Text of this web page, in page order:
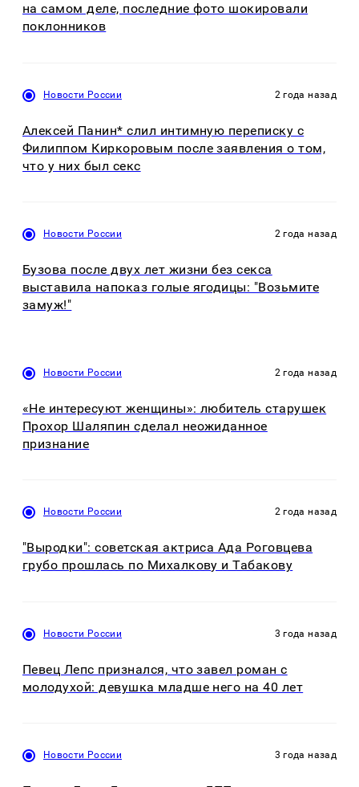
на самом деле, последние фото шокировали
поклонников
Новости России 2 года назад
Алексей Панин* слил интимную переписку с
Филиппом Киркоровым после заявления о том,
что у них был секс
Новости России 2 года назад
Бузова после двух лет жизни без секса
выставила напоказ голые ягодицы: "Возьмите
замуж!"
Новости России 2 года назад
«Не интересуют женщины»: любитель старушек
Прохор Шаляпин сделал неожиданное
признание
Новости России 2 года назад
"Выродки": советская актриса Ада Роговцева
грубо прошлась по Михалкову и Табакову
Новости России 3 года назад
Певец Лепс признался, что завел роман с
молодухой: девушка младше него на 40 лет
Новости России 3 года назад